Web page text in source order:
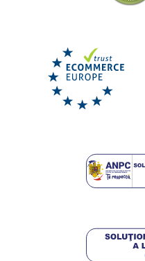
Șlapi pentru